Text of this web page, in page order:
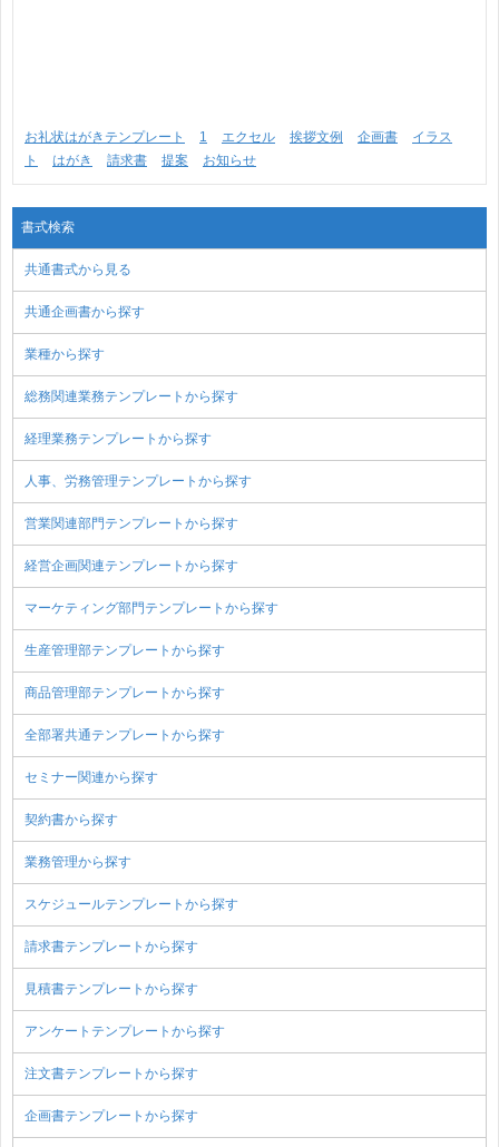
お礼状はがきテンプレート 1 エクセル 挨拶文例 企画書
イラス
ト
はがき 請求書 提案 お知らせ
書式検索
共通書式から見る
共通企画書から探す
業種から探す
総務関連業務テンプレートから探す
経理業務テンプレートから探す
人事、労務管理テンプレートから探す
営業関連部門テンプレートから探す
経営企画関連テンプレートから探す
マーケティング部門テンプレートから探す
生産管理部テンプレートから探す
商品管理部テンプレートから探す
全部署共通テンプレートから探す
セミナー関連から探す
契約書から探す
業務管理から探す
スケジュールテンプレートから探す
請求書テンプレートから探す
見積書テンプレートから探す
アンケートテンプレートから探す
注文書テンプレートから探す
企画書テンプレートから探す